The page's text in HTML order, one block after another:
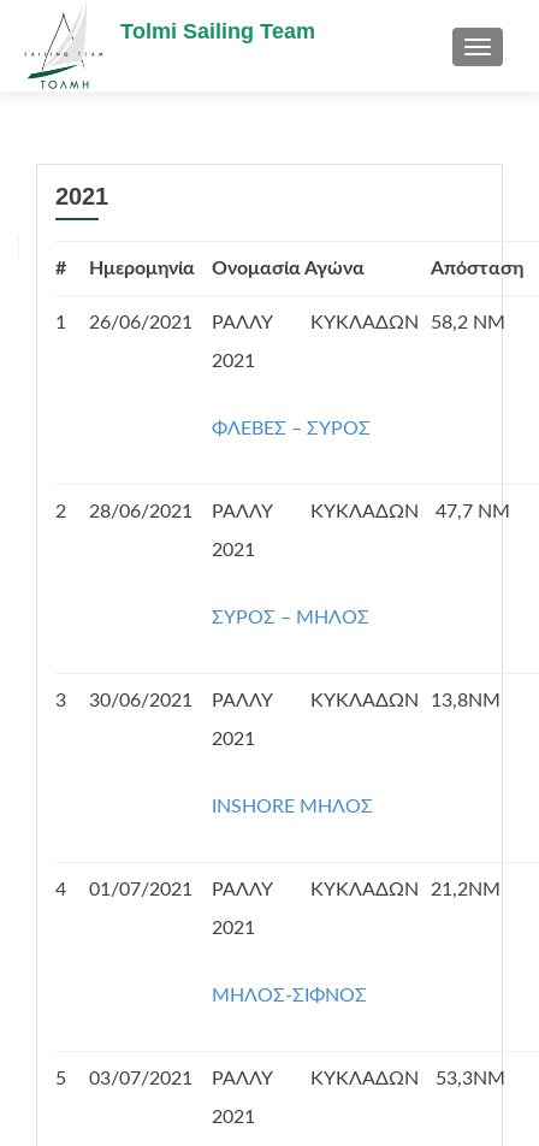
Tolmi Sailing Team
2021
# Ημερομηνία Ονομασία Αγώνα Απόσταση
1 26/06/2021
ΡΑΛΛΥ ΚΥΚΛΑΔΩΝ
2021
ΦΛΕΒΕΣ – ΣΥΡΟΣ
58,2 NM
2 28/06/2021
ΡΑΛΛΥ ΚΥΚΛΑΔΩΝ
2021
ΣΥΡΟΣ – ΜΗΛΟΣ
47,7 NM
3 30/06/2021
ΡΑΛΛΥ ΚΥΚΛΑΔΩΝ
2021
INSHORE ΜΗΛΟΣ
13,8ΝΜ
4 01/07/2021
ΡΑΛΛΥ ΚΥΚΛΑΔΩΝ
2021
ΜΗΛΟΣ-ΣΙΦΝΟΣ
21,2ΝΜ
5 03/07/2021
ΡΑΛΛΥ ΚΥΚΛΑΔΩΝ
2021
53,3ΝΜ